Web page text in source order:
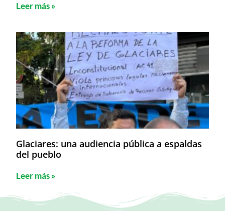
Leer más »
Glaciares: una audiencia pública a espaldas
del pueblo
Leer más »